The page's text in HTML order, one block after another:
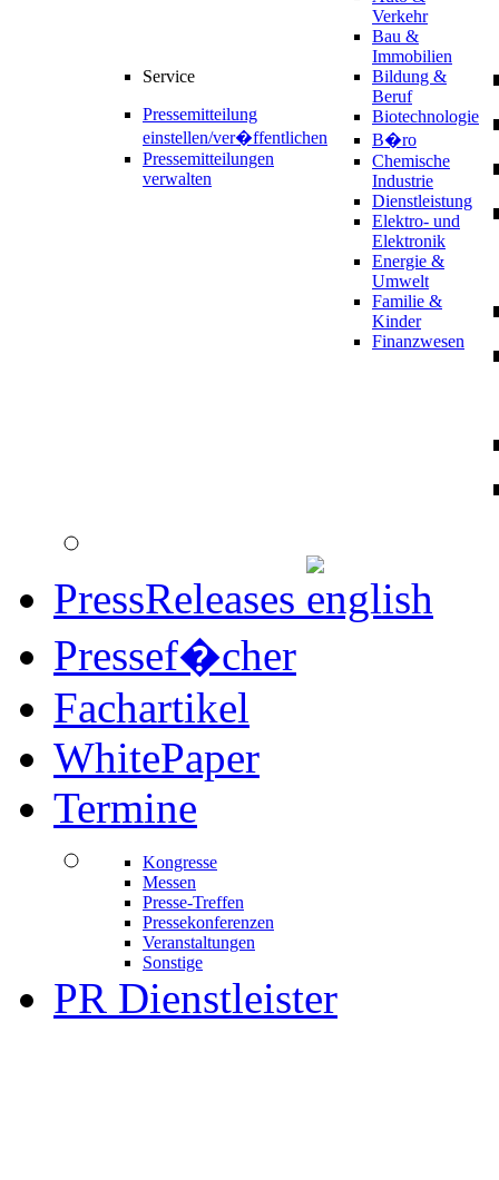
Service
Pressemitteilung
einstellen/ver�ffentlichen
Pressemitteilungen
verwalten
Verkehr
Bau &
Immobilien
Bildung &
Beruf
Biotechnologie
B�ro
Chemische
Industrie
Dienstleistung
Elektro- und
Elektronik
Energie &
Umwelt
Familie &
Kinder
Finanzwesen
PressReleases
Pressef�cher
Fachartikel
WhitePaper
Termine
Kongresse
Messen
Presse-Treffen
Pressekonferenzen
Veranstaltungen
Sonstige
PR Dienstleister